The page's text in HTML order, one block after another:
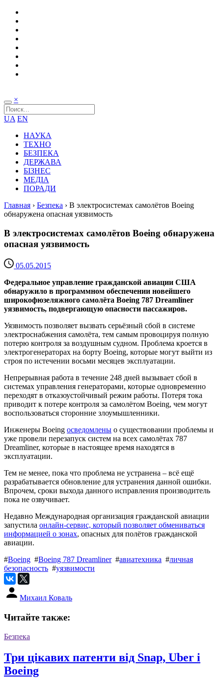
×
UA EN
НАУКА
ТЕХНО
БЕЗПЕКА
ДЕРЖАВА
БІЗНЕС
МЕДІА
ПОРАДИ
Главная › Безпека › В электросистемах самолётов Boeing
обнаружена опасная уязвимость
В электросистемах самолётов Boeing обнаружена
опасная уязвимость
05.05.2015
Федеральное управление гражданской авиации США
обнаружило в программном обеспечении новейшего
широкофюзеляжного самолёта Boeing 787 Dreamliner
уязвимость, подвергающую опасности пассажиров.
Уязвимость позволяет вызвать серьёзный сбой в системе
электроснабжения самолёта, тем самым провоцируя полную
потерю контроля за воздушным судном. Проблема кроется в
электрогенераторах на борту Boeing, которые могут выйти из
строя по истечении восьми месяцев эксплуатации.
Непрерывная работа в течение 248 дней вызывает сбой в
системах управления генераторами, которые одновременно
переходят в отказоустойчивый режим работы. Потеря тока
приводит к потере контроля за самолётом Boeing, чем могут
воспользоваться сторонние злоумышленники.
Инженеры Boeing осведомлены о существовании проблемы и
уже провели перезапуск систем на всех самолётах 787
Dreamliner, которые в настоящее время находятся в
эксплуатации.
Тем не менее, пока что проблема не устранена – всё ещё
разрабатывается обновление для устранения данной ошибки.
Впрочем, сроки выхода данного исправления производитель
пока не озвучивает.
Недавно Международная организация гражданской авиации
запустила онлайн-сервис, который позволяет обмениваться
информацией о зонах, опасных для полётов гражданской
авиации.
#Boeing #Boeing 787 Dreamliner#авиатехника #личная
безопасность #уязвимости
Михаил Коваль
Читайте также:
Безпека
Три цікавих патенти від Snap, Uber і
Boeing